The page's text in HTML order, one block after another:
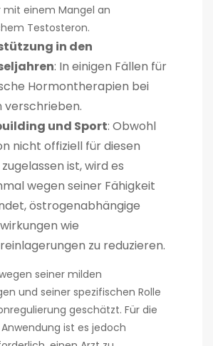
mit einem Mangel an
Testosteron.
in den
: In einigen Fällen für
Hormontherapien bei
verschrieben.
und Sport: Obwohl
nicht offiziell für diesen
ist, wird es
wegen seiner Fähigkeit
östrogenabhängige
wie
zu reduzieren.
seiner milden
und seiner spezifischen Rolle
geschätzt. Für die
ist es jedoch